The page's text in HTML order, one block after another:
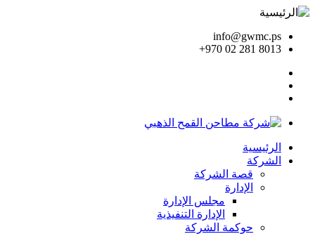
info@gwmc.ps
+970 02 281 8013
الرئيسية
الشركة
قصة الشركة
الإدارة
مجلس الإدارة
الإدارة التنفيذية
حوكمة الشركة